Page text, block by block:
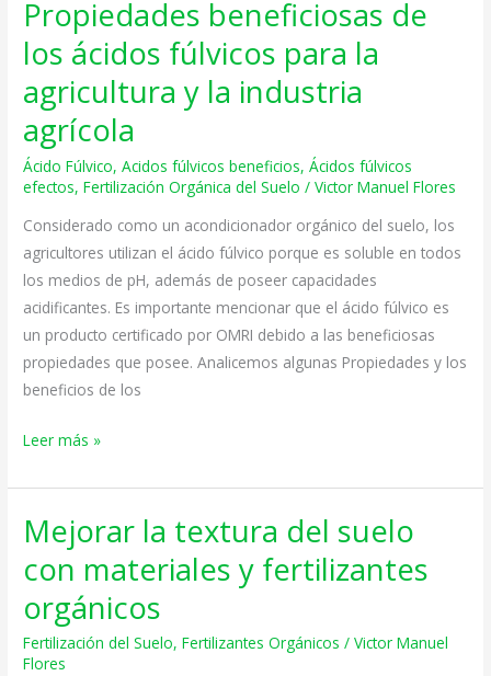
Propiedades beneficiosas de
los ácidos fúlvicos para la
agricultura y la industria
agrícola
Ácido Fúlvico,Acidos fúlvicos beneficios,Ácidos fúlvicos
efectos,Fertilización Orgánica del Suelo /Victor Manuel Flores
Considerado como un acondicionador orgánico del suelo, los
agricultores utilizan el ácido fúlvico porque es soluble en todos
los medios de pH, además de poseer capacidades
acidificantes. Es importante mencionar que el ácido fúlvico es
un producto certificado por OMRI debido a las beneficiosas
propiedades que posee. Analicemos algunas Propiedades y los
beneficios de los
Propiedades
beneficiosas
de
los
ácidos
fúlvicos
para
la
agricultura
y
la
industria
agrícola
Leer más »
Mejorar la textura del suelo
con materiales y fertilizantes
orgánicos
Fertilización del Suelo,Fertilizantes Orgánicos /Victor Manuel
Flores
Mejorar
textura
del
suelo
con